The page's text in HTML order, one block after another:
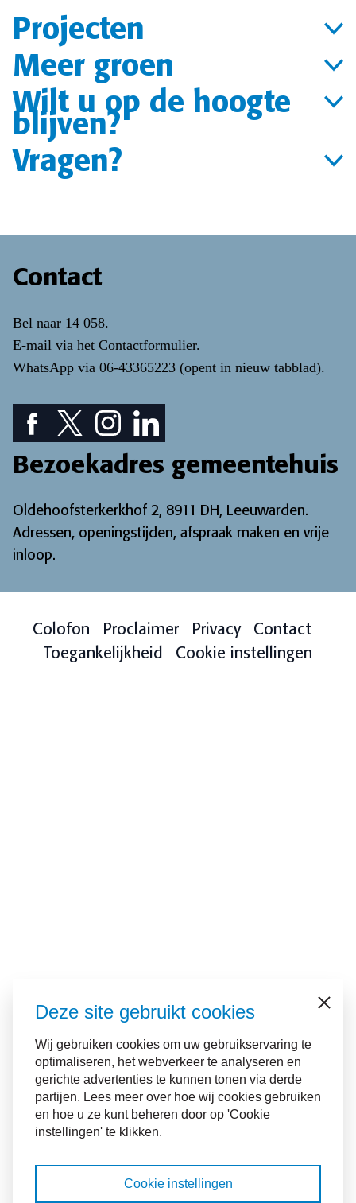
Projecten
Meer groen
Wilt u op de hoogte
blijven?
Vragen?
Contact
Bel naar 14 058.
E-mail via het Contactformulier.
WhatsApp via 06-43365223 (opent in nieuw tabblad).
Facebook pictogram: bekijk onze Facebook pagina
Twitter pictogram: bekijk onze Twitter pagina
Instagram pictogram: bekijk onze
LinkedIn pictogram: bekijk onze
Bezoekadres gemeentehuis
Oldehoofsterkerkhof 2, 8911 DH, Leeuwarden.
Adressen, openingstijden, afspraak maken en vrije
inloop.
Colofon Proclaimer Privacy
Contact
Toegankelijkheid
Cookie instellingen
Deze site gebruikt cookies
Wij gebruiken cookies om uw gebruikservaring te
optimaliseren, het webverkeer te analyseren en
gerichte advertenties te kunnen tonen via derde
partijen. Lees meer over hoe wij cookies gebruiken
en hoe u ze kunt beheren door op 'Cookie
instellingen' te klikken.
Sluiten
Cookie instellingen